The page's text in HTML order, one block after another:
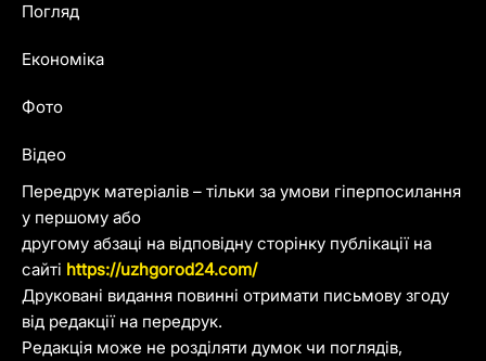
Передрук матеріалів – тільки за умови гіперпосилання
у першому або
другому абзаці на відповідну сторінку публікації на
сайті https://uzhgorod24.com/
Друковані видання повинні отримати письмову згоду
від редакції на передрук.
Редакція може не розділяти думок чи поглядів,
Погляд
Економіка
Фото
Відео